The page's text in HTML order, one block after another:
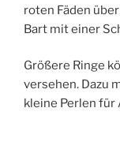
roten Fäden
Bart mit einer
Größere Ringe
versehen. Dazu
kleine Perlen für